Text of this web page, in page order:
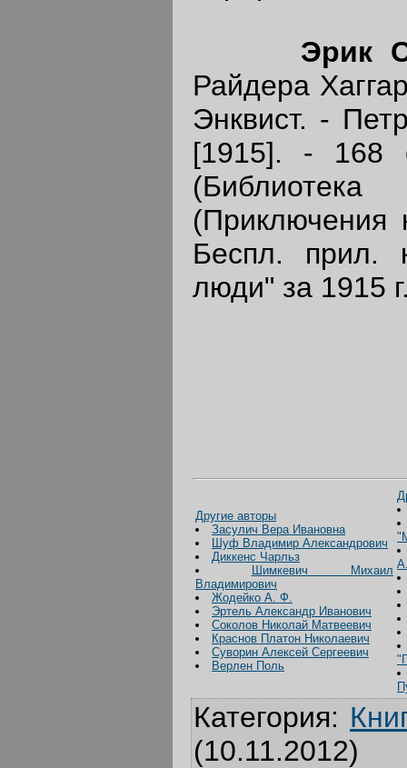
Эрик
Райдера
Энквист. -
[1915]. -
Беспл. прил.
люди" за 1915
Другие авторы
Засулич Вера Ивановна
Шуф Владимир Александрович
Диккенс Чарльз
Шимкевич Михаил
Владимирович
Жодейко А. Ф.
Эртель Александр Иванович
Соколов Николай Матвеевич
Краснов Платон Николаевич
Суворин Алексей Сергеевич
Верлен Поль
Категория:
(10.11.2012)